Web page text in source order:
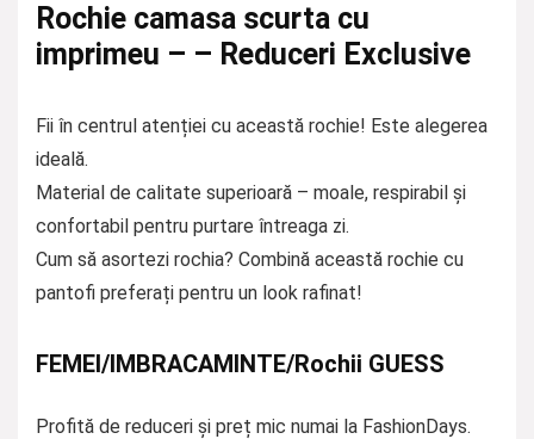
Rochie camasa scurta cu
imprimeu – – Reduceri Exclusive
Fii în centrul atenției cu această rochie! Este alegerea
ideală.
Material de calitate superioară – moale, respirabil și
confortabil pentru purtare întreaga zi.
Cum să asortezi rochia? Combină această rochie cu
pantofi preferați pentru un look rafinat!
FEMEI/IMBRACAMINTE/Rochii GUESS
Profită de reduceri și preț mic numai la FashionDays.